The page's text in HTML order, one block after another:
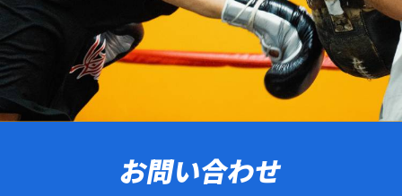
お問い合わせ